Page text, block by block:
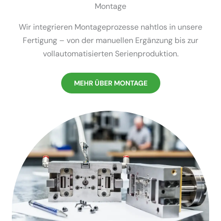
Montage
Wir integrieren Monta­ge­pro­zesse nahtlos in unsere
Fertigung – von der manuellen Ergänzung bis zur
vollau­to­ma­ti­sierten Serien­pro­duktion.
MEHR ÜBER MONTAGE